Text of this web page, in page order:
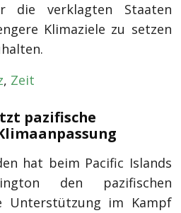
die verklagten Staaten
Klimaziele zu setzen
, Zeit
pazifische
hat beim Pacific Islands
den pazifischen
Unterstützung im Kampf